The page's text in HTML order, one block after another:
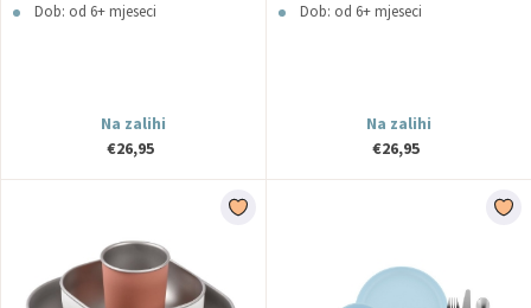
Dob: od 6+ mjeseci
Na zalihi
€26,95
Dob: od 6+ mjeseci
Na zalihi
€26,95